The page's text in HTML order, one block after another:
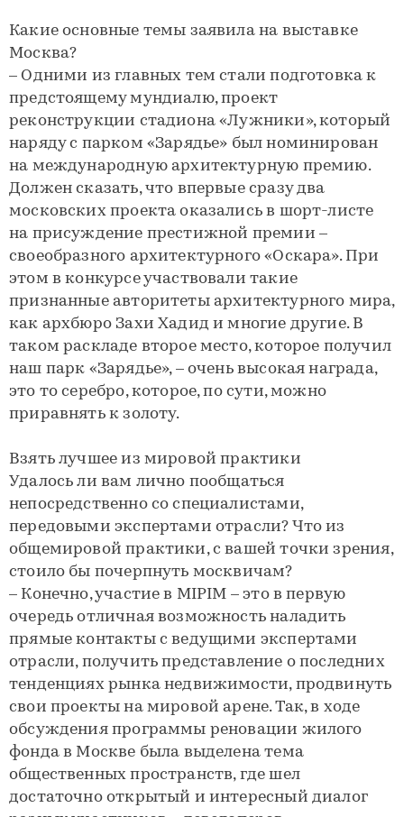
Какие основные темы заявила на выставке
Москва?
– Одними из главных тем стали подготовка к
предстоящему мундиалю, проект
реконструкции стадиона «Лужники», который
наряду с парком «Зарядье» был номинирован
на международную архитектурную премию.
Должен сказать, что впервые сразу два
московских проекта оказались в шорт-листе
на присуждение престижной премии –
своеобразного архитектурного «Оскара». При
этом в конкурсе участвовали такие
признанные авторитеты архитектурного мира,
как архбюро Захи Хадид и многие другие. В
таком раскладе второе место, которое получил
наш парк «Зарядье», – очень высокая награда,
это то серебро, которое, по сути, можно
приравнять к золоту.
Взять лучшее из мировой практики
Удалось ли вам лично пообщаться
непосредственно со специалистами,
передовыми экспертами отрасли? Что из
общемировой практики, с вашей точки зрения,
стоило бы почерпнуть москвичам?
– Конечно, участие в MIPIM – это в первую
очередь отличная возможность наладить
прямые контакты с ведущими экспертами
отрасли, получить представление о последних
тенденциях рынка недвижимости, продвинуть
свои проекты на мировой арене. Так, в ходе
обсуждения программы реновации жилого
фонда в Москве была выделена тема
общественных пространств, где шел
достаточно открытый и интересный диалог